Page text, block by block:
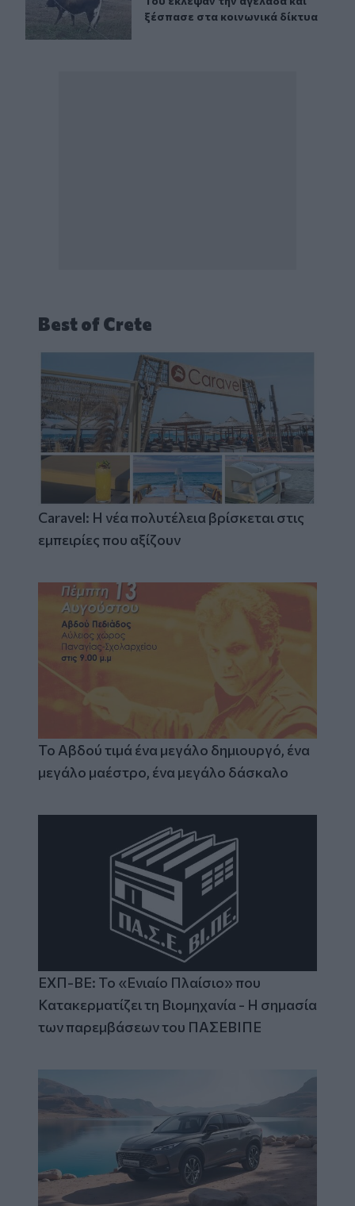
ξέσπασε στα κοινωνικά δίκτυα
Best of Crete
Caravel: Η νέα πολυτέλεια βρίσκεται στις
εμπειρίες που αξίζουν
Το Αβδού τιμά ένα μεγάλο δημιουργό, ένα
μεγάλο μαέστρο, ένα μεγάλο δάσκαλο
ΕΧΠ-ΒΕ: Το «Ενιαίο Πλαίσιο» που
Κατακερματίζει τη Βιομηχανία - Η σημασία
των παρεμβάσεων του ΠΑΣΕΒΙΠΕ